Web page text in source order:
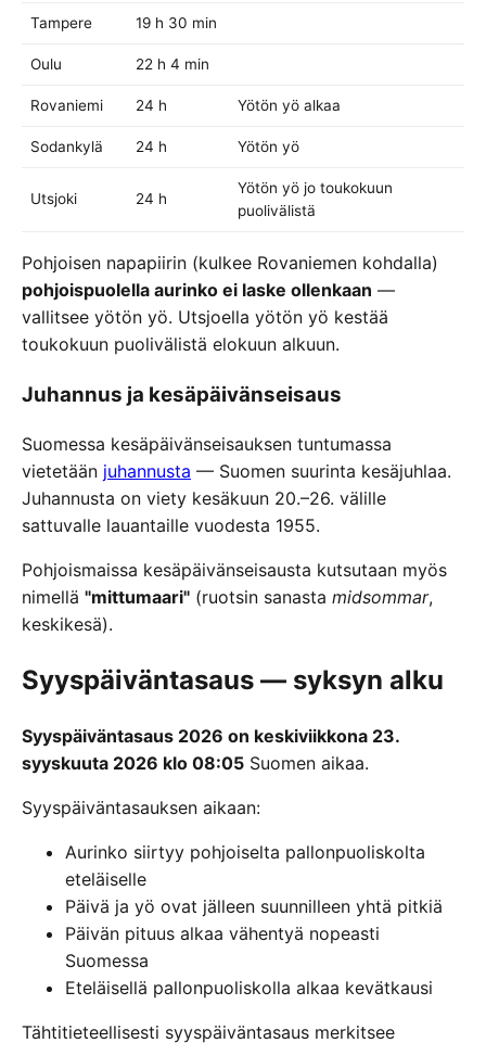
Tampere 19 h 30 min
Oulu 22 h 4 min
Rovaniemi 24 h Yötön yö alkaa
Sodankylä 24 h Yötön yö
Utsjoki 24 h
Yötön yö jo toukokuun
puolivälistä
Pohjoisen napapiirin (kulkee Rovaniemen kohdalla)
pohjoispuolella aurinko ei laske ollenkaan —
vallitsee yötön yö. Utsjoella yötön yö kestää
toukokuun puolivälistä elokuun alkuun.
Juhannus ja kesäpäivänseisaus
Suomessa kesäpäivänseisauksen tuntumassa
vietetään juhannusta — Suomen suurinta kesäjuhlaa.
Juhannusta on viety kesäkuun 20.–26. välille
sattuvalle lauantaille vuodesta 1955.
Pohjoismaissa kesäpäivänseisausta kutsutaan myös
nimellä "mittumaari" (ruotsin sanasta midsommar,
keskikesä).
Syyspäiväntasaus — syksyn alku
Syyspäiväntasaus 2026 on keskiviikkona 23.
syyskuuta 2026 klo 08:05 Suomen aikaa.
Syyspäiväntasauksen aikaan:
Aurinko siirtyy pohjoiselta pallonpuoliskolta
eteläiselle
Päivä ja yö ovat jälleen suunnilleen yhtä pitkiä
Päivän pituus alkaa vähentyä nopeasti
Suomessa
Eteläisellä pallonpuoliskolla alkaa kevätkausi
Tähtitieteellisesti syyspäiväntasaus merkitsee